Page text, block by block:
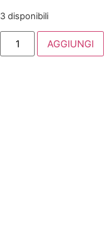
3 disponibili
AGGIUNGI